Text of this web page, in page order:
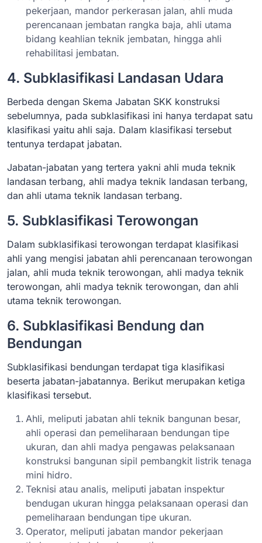
pekerjaan, mandor perkerasan jalan, ahli muda
perencanaan jembatan rangka baja, ahli utama
bidang keahlian teknik jembatan, hingga ahli
rehabilitasi jembatan.
4. Subklasifikasi Landasan Udara
Berbeda dengan Skema Jabatan SKK konstruksi
sebelumnya, pada subklasifikasi ini hanya terdapat satu
klasifikasi yaitu ahli saja. Dalam klasifikasi tersebut
tentunya terdapat jabatan.
Jabatan-jabatan yang tertera yakni ahli muda teknik
landasan terbang, ahli madya teknik landasan terbang,
dan ahli utama teknik landasan terbang.
5. Subklasifikasi Terowongan
Dalam subklasifikasi terowongan terdapat klasifikasi
ahli yang mengisi jabatan ahli perencanaan terowongan
jalan, ahli muda teknik terowongan, ahli madya teknik
terowongan, ahli madya teknik terowongan, dan ahli
utama teknik terowongan.
6. Subklasifikasi Bendung dan
Bendungan
Subklasifikasi bendungan terdapat tiga klasifikasi
beserta jabatan-jabatannya. Berikut merupakan ketiga
klasifikasi tersebut.
Ahli, meliputi jabatan ahli teknik bangunan besar,
ahli operasi dan pemeliharaan bendungan tipe
ukuran, dan ahli madya pengawas pelaksanaan
konstruksi bangunan sipil pembangkit listrik tenaga
mini hidro.
Teknisi atau analis, meliputi jabatan inspektur
bendugan ukuran hingga pelaksanaan operasi dan
pemeliharaan bendungan tipe ukuran.
Operator, meliputi jabatan mandor pekerjaan